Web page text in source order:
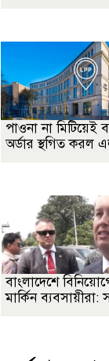
পাওনা না মিটিয়েই
অর্ডার স্থগিত করল
বাংলাদেশে
মার্কিন ব্যবসায়ীরা: